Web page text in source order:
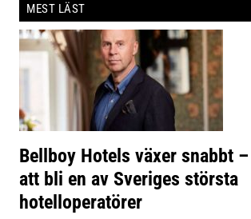
MEST LÄST
Bellboy Hotels växer snabbt
att bli en av Sveriges största
hotelloperatörer